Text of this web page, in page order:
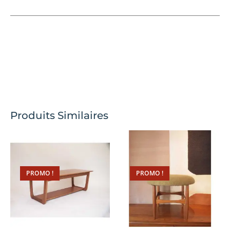
Produits Similaires
PROMO ! PROMO !